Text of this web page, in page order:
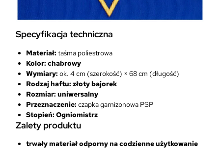
P
S
O
g
n
o
m
s
Specyfikacja techniczna
Materiał: taśma poliestrowa
Kolor: chabrowy
Wymiary:ok. 4 cm (szerokość) × 68 cm (długość)
Rodzaj haftu: złoty bajorek
Rozmiar: uniwersalny
Przeznaczenie:czapka garnizonowa PSP
Stopień: Ogniomistrz
Zalety produktu
trwały materiał odporny na codzienne użytkowanie